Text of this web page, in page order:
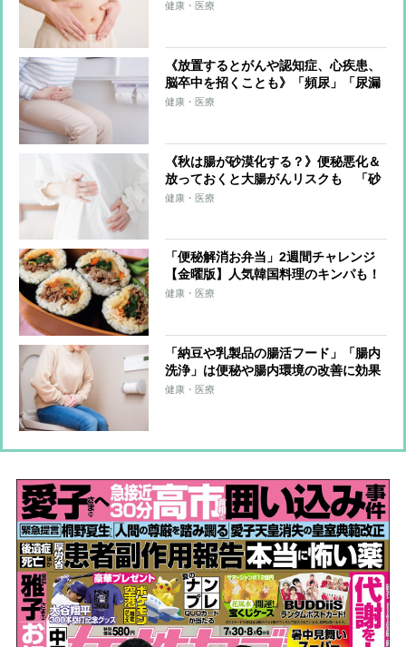
慣を専門家10人が伝授！圧倒的な支持
健康・医療
《放置するとがんや認知症、心疾患、
脳卒中を招くことも》「頻尿」「尿漏
れ」「痔」「便秘」の最新治療＆改善
健康・医療
《秋は腸が砂漠化する？》便秘悪化＆
放っておくと大腸がんリスクも 「砂
漠腸」をもたらし、悪化させる“3つの
健康・医療
「便秘解消お弁当」2週間チャレンジ
【金曜版】人気韓国料理のキンパも！
食物繊維や発酵食品で腸内環境にアプ
健康・医療
「納豆や乳製品の腸活フード」「腸内
洗浄」は便秘や腸内環境の改善に効果
はあるのか？医師が解説する「便秘と
健康・医療